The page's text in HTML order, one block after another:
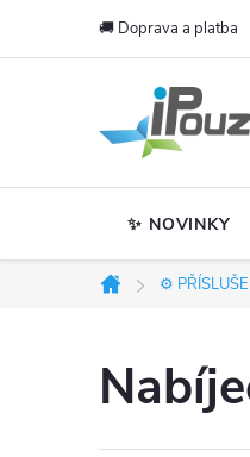
🚚 Doprava a platba
✨ NOVINKY
Domů
⚙️